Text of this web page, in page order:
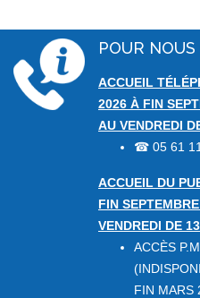
POUR
ACCUEIL
2026 À FIN
AU VENDREDI
☎ 05 61
ACCUEIL DU
FIN
VENDREDI DE
ACCÈS
FIN MARS